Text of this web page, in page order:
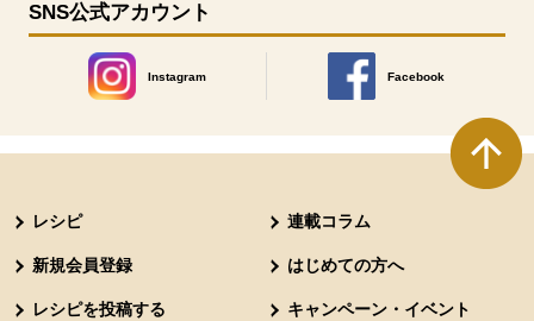
SNS公式アカウント
Instagram
別のウィンドウで開きます。
Facebook
別のウィンドウで開きます
レシピ 連載コラム
新規会員登録 はじめての方へ
レシピを投稿する キャンペーン・イベント